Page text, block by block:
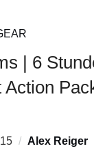
| 6
Action
Alex Reiger